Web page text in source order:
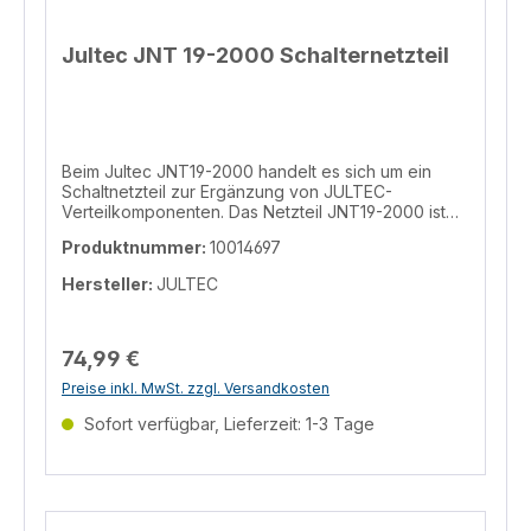
Jultec JNT 19-2000 Schalternetzteil
Beim Jultec JNT19-2000 handelt es sich um ein
Schaltnetzteil zur Ergänzung von JULTEC-
Verteilkomponenten. Das Netzteil JNT19-2000 ist
Einsatz mit JULTEC-Komponenten
und langlebig ausgelegt. Darüber hinaus hält dieses
Antennenverteiltechnik ein. Das Netzteil ist mit zwei
gleichberechtigten F-Buchsen ausgestattet, so dass
auch mehrere Geräte aus einem Netzteil versorgt
werden können (z.B. ein JPS und ein JMA). Die
Ausgangsbuchsen des Netzteils haben die gleiche
Verteilkomponenten, so dass das Netzteil mit dem
Gerät aufgeschoben werden kann. Die F-
Produktnummer: 10014697
Hersteller: JULTEC
74,99 €
Preise inkl. MwSt. zzgl. Versandkosten
Sofort verfügbar, Lieferzeit: 1-3 Tage